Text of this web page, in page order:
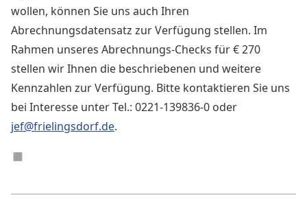
wollen, können Sie uns auch Ihren
Abrechnungsdatensatz zur Verfügung stellen. Im
Rahmen unseres Abrechnungs-Checks für € 270
stellen wir Ihnen die beschriebenen und weitere
Kennzahlen zur Verfügung. Bitte kontaktieren Sie uns
bei Interesse unter Tel.: 0221-139836-0 oder
jef@frielingsdorf.de.
◼︎